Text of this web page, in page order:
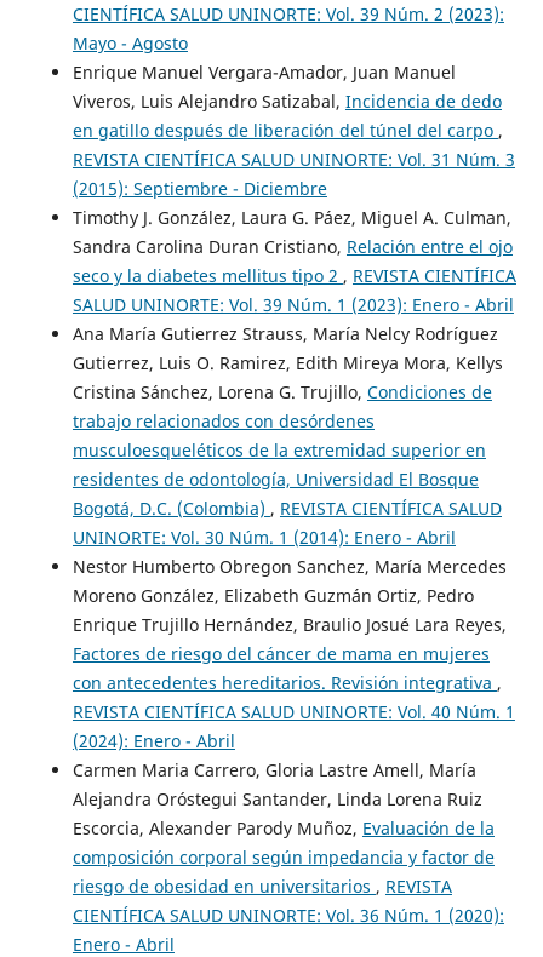
CIENTÍFICA SALUD UNINORTE: Vol. 39 Núm. 2 (2023):
Mayo - Agosto
Enrique Manuel Vergara-Amador, Juan Manuel
Viveros, Luis Alejandro Satizabal, Incidencia de dedo
en gatillo después de liberación del túnel del carpo ,
REVISTA CIENTÍFICA SALUD UNINORTE: Vol. 31 Núm. 3
(2015): Septiembre - Diciembre
Timothy J. González, Laura G. Páez, Miguel A. Culman,
Sandra Carolina Duran Cristiano, Relación entre el ojo
seco y la diabetes mellitus tipo 2 , REVISTA CIENTÍFICA
SALUD UNINORTE: Vol. 39 Núm. 1 (2023): Enero - Abril
Ana María Gutierrez Strauss, María Nelcy Rodríguez
Gutierrez, Luis O. Ramirez, Edith Mireya Mora, Kellys
Cristina Sánchez, Lorena G. Trujillo, Condiciones de
trabajo relacionados con desórdenes
musculoesqueléticos de la extremidad superior en
residentes de odontología, Universidad El Bosque
Bogotá, D.C. (Colombia) , REVISTA CIENTÍFICA SALUD
UNINORTE: Vol. 30 Núm. 1 (2014): Enero - Abril
Nestor Humberto Obregon Sanchez, María Mercedes
Moreno González, Elizabeth Guzmán Ortiz, Pedro
Enrique Trujillo Hernández, Braulio Josué Lara Reyes,
Factores de riesgo del cáncer de mama en mujeres
con antecedentes hereditarios. Revisión integrativa ,
REVISTA CIENTÍFICA SALUD UNINORTE: Vol. 40 Núm. 1
(2024): Enero - Abril
Carmen Maria Carrero, Gloria Lastre Amell, María
Alejandra Oróstegui Santander, Linda Lorena Ruiz
Escorcia, Alexander Parody Muñoz, Evaluación de la
composición corporal según impedancia y factor de
riesgo de obesidad en universitarios , REVISTA
CIENTÍFICA SALUD UNINORTE: Vol. 36 Núm. 1 (2020):
Enero - Abril